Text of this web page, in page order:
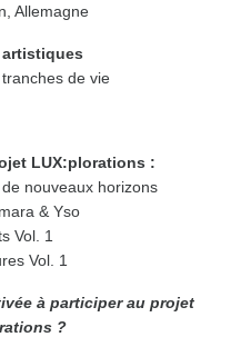
Allemagne
artistiques
de vie
LUX:plorations :
nouveaux horizons
& Yso
Vol. 1
Vol. 1
à participer au projet
?